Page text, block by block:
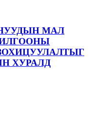
МАЛ
ХУРАЛД